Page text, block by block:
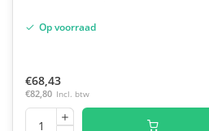
Op voorraad
€68,43
€82,80 Incl. btw